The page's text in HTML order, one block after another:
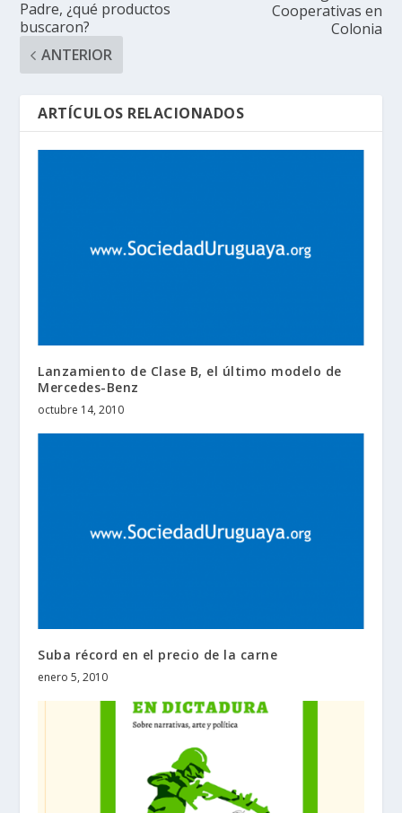
Padre, ¿qué productos
buscaron?
ANTERIOR
Cooperativas en
Colonia
ARTÍCULOS RELACIONADOS
Lanzamiento de Clase B, el último modelo de
Mercedes-Benz
octubre 14, 2010
Suba récord en el precio de la carne
enero 5, 2010